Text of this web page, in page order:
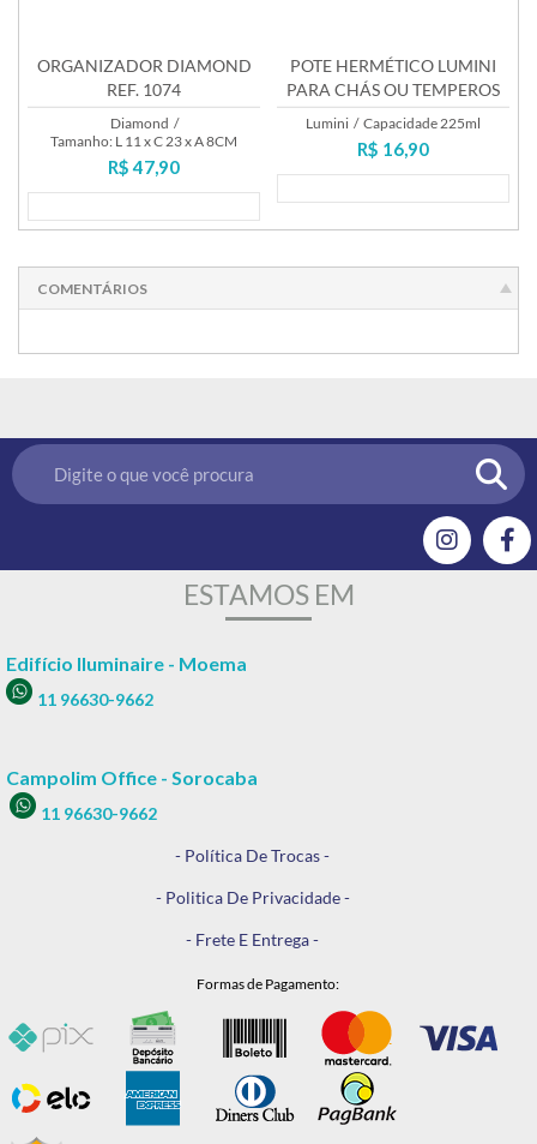
ORGANIZADOR DIAMOND
REF. 1074
Diamond /
Tamanho: L 11 x C 23 x A 8CM
R$ 47,90
POTE HERMÉTICO LUMINI
PARA CHÁS OU TEMPEROS
225ML
Lumini / Capacidade 225ml
R$ 16,90
COMENTÁRIOS
ESTAMOS EM
Edifício Iluminaire - Moema
11 96630-9662
Campolim Office - Sorocaba
11 96630-9662
- Política De Trocas -
- Politica De Privacidade -
- Frete E Entrega -
Formas de Pagamento: